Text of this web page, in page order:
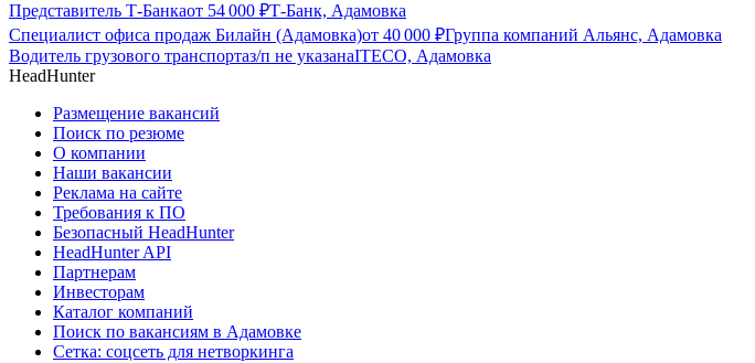
Представитель Т-Банкаот 54 000 ₽Т-Банк, Адамовка
Специалист офиса продаж Билайн (Адамовка)от 40 000 ₽Группа компаний Альянс, Адамовка
Водитель грузового транспортаз/п не указанаITECO, Адамовка
HeadHunter
Размещение вакансий
Поиск по резюме
О компании
Наши вакансии
Реклама на сайте
Требования к ПО
Безопасный HeadHunter
HeadHunter API
Партнерам
Инвесторам
Каталог компаний
Поиск по вакансиям в Адамовке
Сетка: соцсеть для нетворкинга